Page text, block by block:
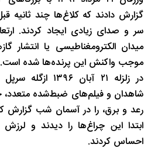
گزارش دادند که کلاغ‌ها چند ثانیه
سر و صدای زیادی ایجاد کردند.
میدان الکترومغناطیسی یا انتشار
موجب واکنش این پرنده‌ها شده است.
شاهدان و فیلم‌های ضبط‌شده متعدد،
رعد و برق، را در آسمان شب گزارش
ابتدا این چراغ‌ها را دیدند و لرزش
احساس کردند.